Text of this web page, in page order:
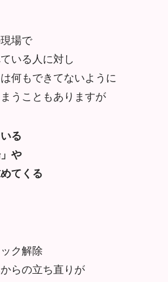
場で
いる人に対し
何もできてないように
うこともありますが
る
や
てくる
ク解除
らの立ち直りが